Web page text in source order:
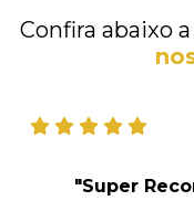
Confira abaixo a
"Super